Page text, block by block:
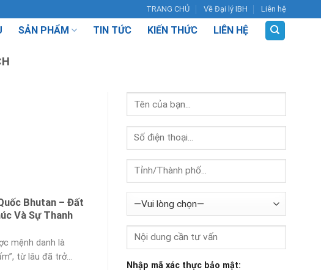
TRANG CHỦ Về Đại lý IBH Liên hệ
SẢN PHẨM TIN TỨC KIẾN THỨC LIÊN HỆ
Bhutan – Đất
Và Sự Thanh
mệnh danh là
từ lâu đã trở...
Nhập mã xác thực bảo mật: